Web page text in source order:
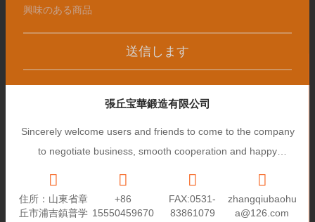
送信します
張丘宝華鍛造有限公司
Sincerely welcome users and friends to come to the company
to negotiate business, smooth cooperation and happy
住所：山東省章
丘市浦吉鎮普学
+86
15550459670
FAX:0531-
83861079
zhangqiubaohu
a@126.com